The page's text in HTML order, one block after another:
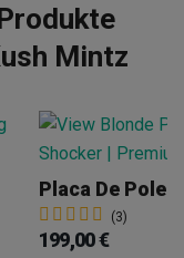
Mintz
(3)
199,00 €